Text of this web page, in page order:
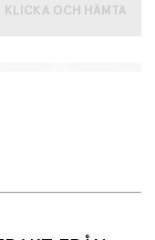
KLICKA OCH HÄMTA
ca. 600 Maxi